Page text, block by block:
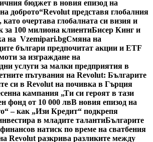
бюджет в новия епизод на
доброто“Revolut представя глобалния
очертава глобалната си визия и
за 100 милиона клиентиБисер Кинг и
на Vzemipari.bgСмяна на
българи предпочитат акции и ETF
за изграждане на
услуги за малки предприятия в
пътувания на Revolut: Българите
си в Revolut на почивка в Гърция
кампания „Ти си героят в тази
фонд от 10 000 лвВ новия епизод на
– как „Изи Кредит“ подкрепя
в младите талантиБългарите
натиск по време на сватбения
Revolut разкрива разликите между